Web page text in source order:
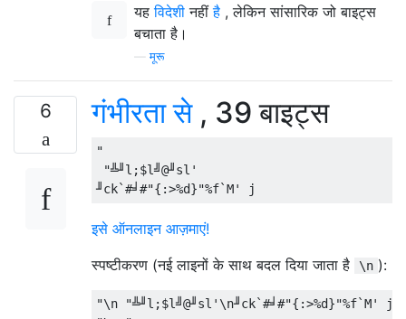
यहविदेशी नहींहै , लेकिन सांसारिक जो बाइट्स
बचाता है।
—मूरू
6 गंभीरता से, 39 बाइट्स
"
"╩╜l;$l╝@╜sl'
इसे ऑनलाइन आज़माएं!
स्पष्टीकरण (नई लाइनों के साथ बदल दिया जाता है
\n ):
"\n "╩╜l;$l╝@╜sl'\n╜ck`#╛#"{:>%d}"%f`M' j